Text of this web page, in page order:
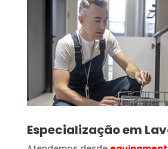
Especialização em